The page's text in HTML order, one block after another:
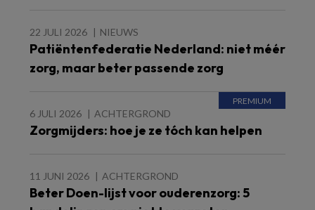
22 JULI 2026 NIEUWS
Patiëntenfederatie Nederland: niet méér
zorg, maar beter passende zorg
6 JULI 2026 ACHTERGROND
Zorgmijders: hoe je ze tóch kan helpen
11 JUNI 2026 ACHTERGROND
Beter Doen-lijst voor ouderenzorg: 5